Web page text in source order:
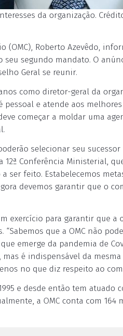
da organização.
(OMC), Roberto Azevêdo,
seu segundo mandato. O
Geral se reunir.
como diretor-geral da
pessoal e atende aos
começar a moldar uma
selecionar seu
Conferência Ministerial,
ser feito. Estabelecemos
devemos garantir que o
exercício para garantir que
que a OMC não
emerge da pandemia de
mas é indispensável da
no que diz respeito ao
e desde então tem
a OMC conta com 164